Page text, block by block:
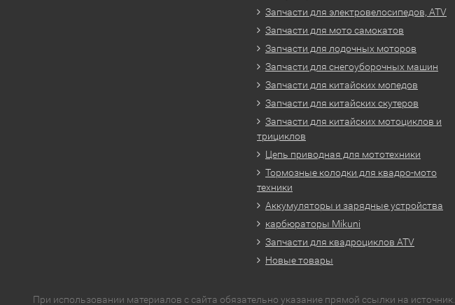
Запчасти для электровелосипедов, ATV
Запчасти для мото самокатов
Запчасти для лодочных моторов
Запчасти для снегоуборочных машин
Запчасти для китайских мопедов
Запчасти для китайских скутеров
Запчасти для китайских мотоциклов и
трициклов
Цепь приводная для мототехники
Тормозные колодки для квадро-мото
техники
Аккумуляторы и зарядные устройства
карбюраторы Mikuni
Запчасти для квадроциклов ATV
Новые товары
При использовании материалов с сайта обязательно указание прямой ссылки на источник.